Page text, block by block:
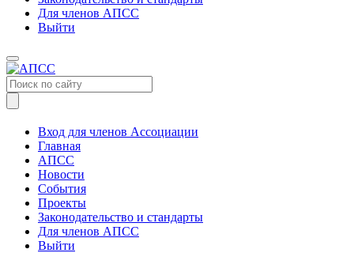
Для членов АПСС
Выйти
Меню
Вход для членов Ассоциации
Главная
АПСС
Новости
События
Проекты
Законодательство и стандарты
Для членов АПСС
Выйти